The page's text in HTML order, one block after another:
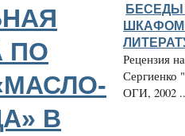
ПО
В
ШКАФОМ
Рецензия
Сергиенко
ОГИ, 2002